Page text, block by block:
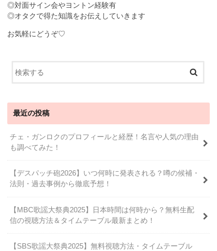
◎対面サイン会やヨントン経験有
◎オタクで得た知識をお伝えしていきます
お気軽にどうぞ♡
最近の投稿
チェ・ガンロクのプロフィールと経歴！名言や人気の理由
も調べてみた！
【デスパッチ砲2026】いつ何時に発表される？噂の候補・
法則・過去事例から徹底予想！
【MBC歌謡大祭典2025】日本時間は何時から？無料生配
信の視聴方法＆タイムテーブル最新まとめ！
【SBS歌謡大祭典2025】無料視聴方法・タイムテーブル